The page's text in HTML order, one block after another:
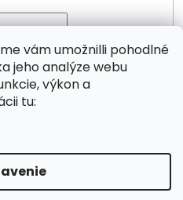
vám umožnilli pohodlné
jeho analýze webu
výkon a
tu: